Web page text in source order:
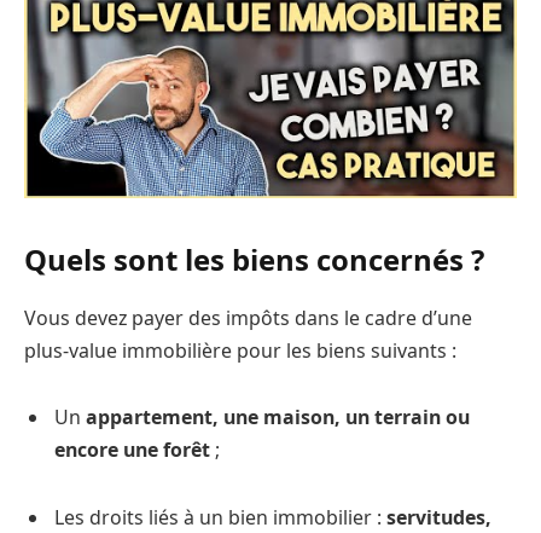
Quels sont les biens concernés ?
Vous devez payer des impôts dans le cadre d’une
plus-value immobilière pour les biens suivants :
Un appartement, une maison, un terrain ou
encore une forêt ;
Les droits liés à un bien immobilier : servitudes,